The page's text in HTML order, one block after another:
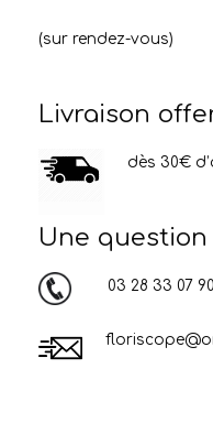
(sur rendez-vous)
Livraison
dès 30€
Une question
03 28 33 07 90